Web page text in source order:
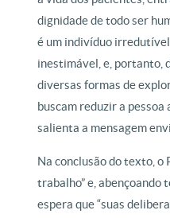
dignidade de todo ser
é um indivíduo
inestimável, e, portanto,
diversas formas de
buscam reduzir a pessoa
salienta a mensagem
Na conclusão do texto, o
trabalho” e, abençoando
espera que “suas